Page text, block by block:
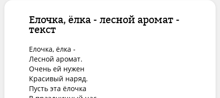
Елочка, ёлка - лесной аромат -
текст
Елочка, ёлка -
Лесной аромат.
Очень ей нужен
Красивый наряд.
Пусть эта ёлочка